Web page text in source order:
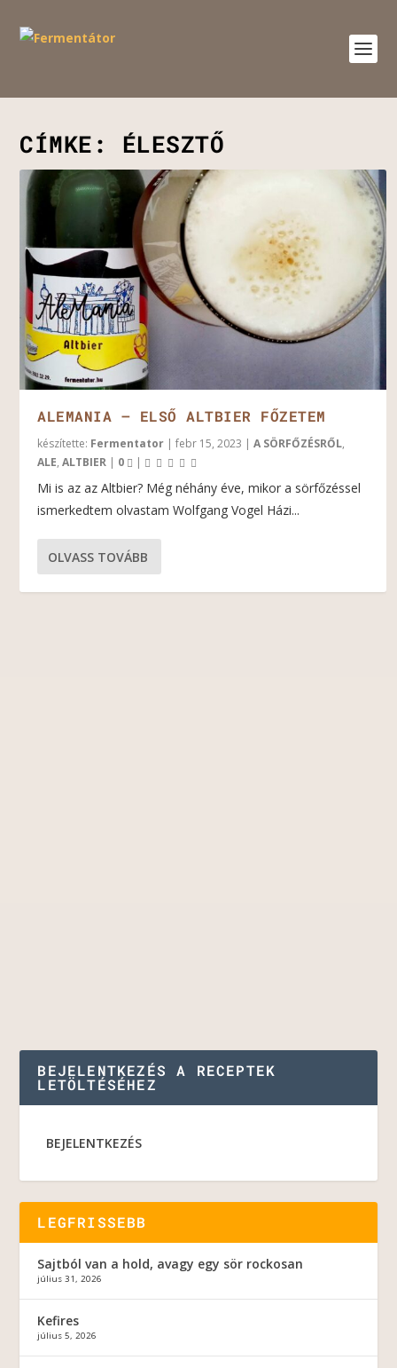
CÍMKE: ÉLESZTŐ
ALEMANIA – ELSŐ ALTBIER FŐZETEM
készítette: Fermentator |febr 15, 2023 |A SÖRFŐZÉSRŐL,
ALE,ALTBIER | 0 |
Mi is az az Altbier? Még néhány éve, mikor a sörfőzéssel
ismerkedtem olvastam Wolfgang Vogel Házi...
OLVASS TOVÁBB
BEJELENTKEZÉS A RECEPTEK
LETÖLTÉSÉHEZ
BEJELENTKEZÉS
LEGFRISSEBB
Sajtból van a hold, avagy egy sör rockosan
július 31, 2026
Kefires
július 5, 2026